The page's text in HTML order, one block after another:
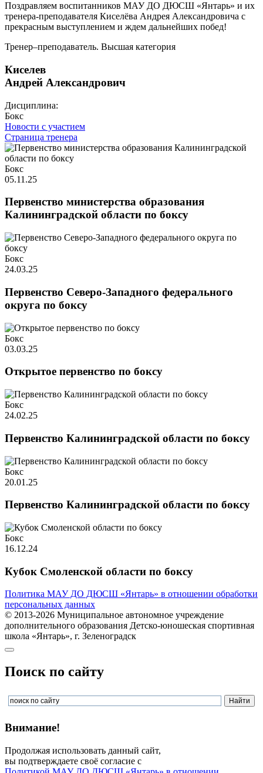
Поздравляем воспитанников МАУ ДО ДЮСШ «Янтарь» и их
тренера-преподавателя Киселёва Андрея Александровича с
прекрасным выступлением и ждем дальнейших побед!
Тренер–преподаватель. Высшая категория
Киселев
Андрей Александрович
Дисциплина:
Бокс
Новости с участием
Страница тренера
Бокс
05.11.25
Первенство министерства образования
Калининградской области по боксу
Бокс
24.03.25
Первенство Северо-Западного федерального
округа по боксу
Бокс
03.03.25
Открытое первенство по боксу
Бокс
24.02.25
Первенство Калининградской области по боксу
Бокс
20.01.25
Первенство Калининградской области по боксу
Бокс
16.12.24
Кубок Смоленской области по боксу
Политика МАУ ДО ДЮСШ «Янтарь» в отношении обработки
персональных данных
© 2013-2026 Муниципальное автономное учреждение
дополнительного образования Детско-юношеская спортивная
школа «Янтарь», г. Зеленоградск
Поиск по сайту
Внимание!
Продолжая использовать данный сайт,
вы подтверждаете своё согласие с